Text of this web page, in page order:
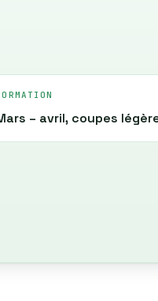
– avril, coupes